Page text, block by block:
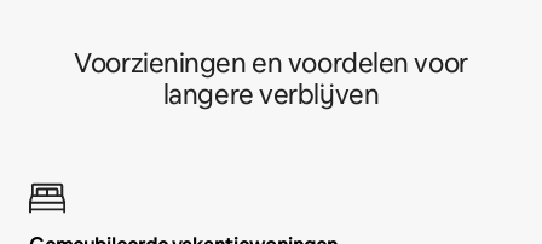
Voorzieningen en voordelen voor
langere verblijven